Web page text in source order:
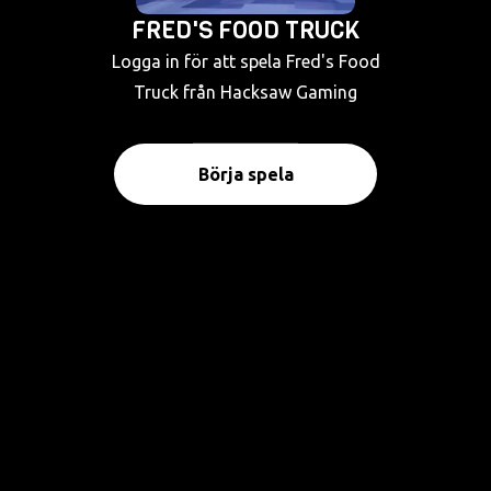
FRED'S FOOD TRUCK
Logga in för att spela Fred's Food
Truck från Hacksaw Gaming
Börja spela